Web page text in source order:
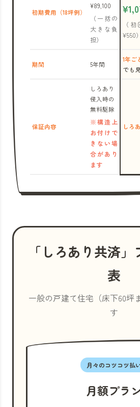
初期費用（18坪例）
¥89,100
（一括の
大きな負
担）
（
¥550）
期間 5年間
1年ご
でも
保証内容
しろあり
侵入時の
無料駆除
※構造上
お付けで
きない場
合があり
ます
しろ
「しろあり共済
表
一般の戸建て住宅（床下60坪
す
月々のコツコツ払
月額プラ